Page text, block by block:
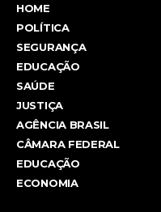
HOME
POLÍTICA
SEGURANÇA
EDUCAÇÃO
SAÚDE
JUSTIÇA
AGÊNCIA BRASIL
CÂMARA FEDERAL
EDUCAÇÃO
ECONOMIA